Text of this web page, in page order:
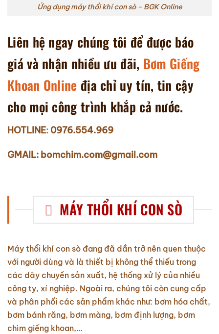
Ứng dụng máy thổi khí con sò – BGK Online
Liên hệ ngay chúng tôi để được báo
giá và nhận nhiều ưu đãi, Bơm Giếng
Khoan Online địa chỉ uy tín, tin cậy
cho mọi công trình khắp cả nước.
HOTLINE: 0976.554.969
GMAIL: bomchim.com@gmail.com
MÁY THỔI KHÍ CON SÒ
Máy thổi khí con sò đang đã dần trở nên quen thuộc
với người dùng và là thiết bị không thể thiếu trong
các dây chuyền sản xuất, hệ thống xử lý của nhiều
công ty, xí nghiệp. Ngoài ra, chúng tôi còn cung cấp
và phân phối các sản phẩm khác như: bơm hóa chất,
bơm bánh răng, bơm màng, bơm định lượng, bơm
chìm giếng khoan,…